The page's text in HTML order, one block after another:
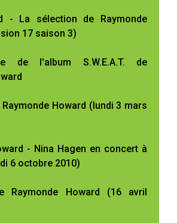
- La sélection de Raymonde
17 saison 3)
de l'album S.W.E.A.T. de
Howard (lundi 3 mars
- Nina Hagen en concert à
6 octobre 2010)
Raymonde Howard (16 avril